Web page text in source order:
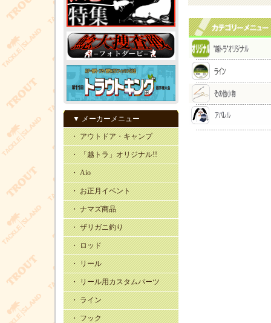
▼ メーカーメニュー
・ アウトドア・キャンプ
・ 「越トラ」オリジナル!!
・ Aio
・ お正月イベント
・ ナマズ商品
・ ザリガニ釣り
・ ロッド
・ リール
・ リール用カスタムパーツ
・ ライン
・ フック